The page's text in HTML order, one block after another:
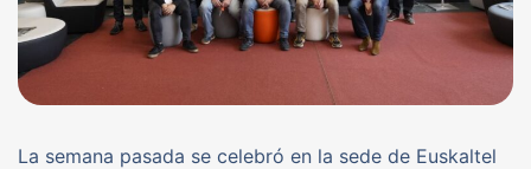
La semana pasada se celebró en la sede de Euskaltel